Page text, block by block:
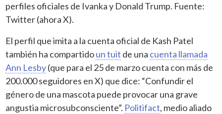
perfiles oficiales de Ivanka y Donald Trump. Fuente:
Twitter (ahora X).
El perfil que imita a la cuenta oficial de Kash Patel
también ha compartidoun tuit de una cuenta llamada
Ann Lesby(que para el 25 de marzo cuenta con más de
200.000 seguidores en X) que dice: “Confundir el
género de una mascota puede provocar una grave
angustia microsubconsciente”. Politifact, medio aliado